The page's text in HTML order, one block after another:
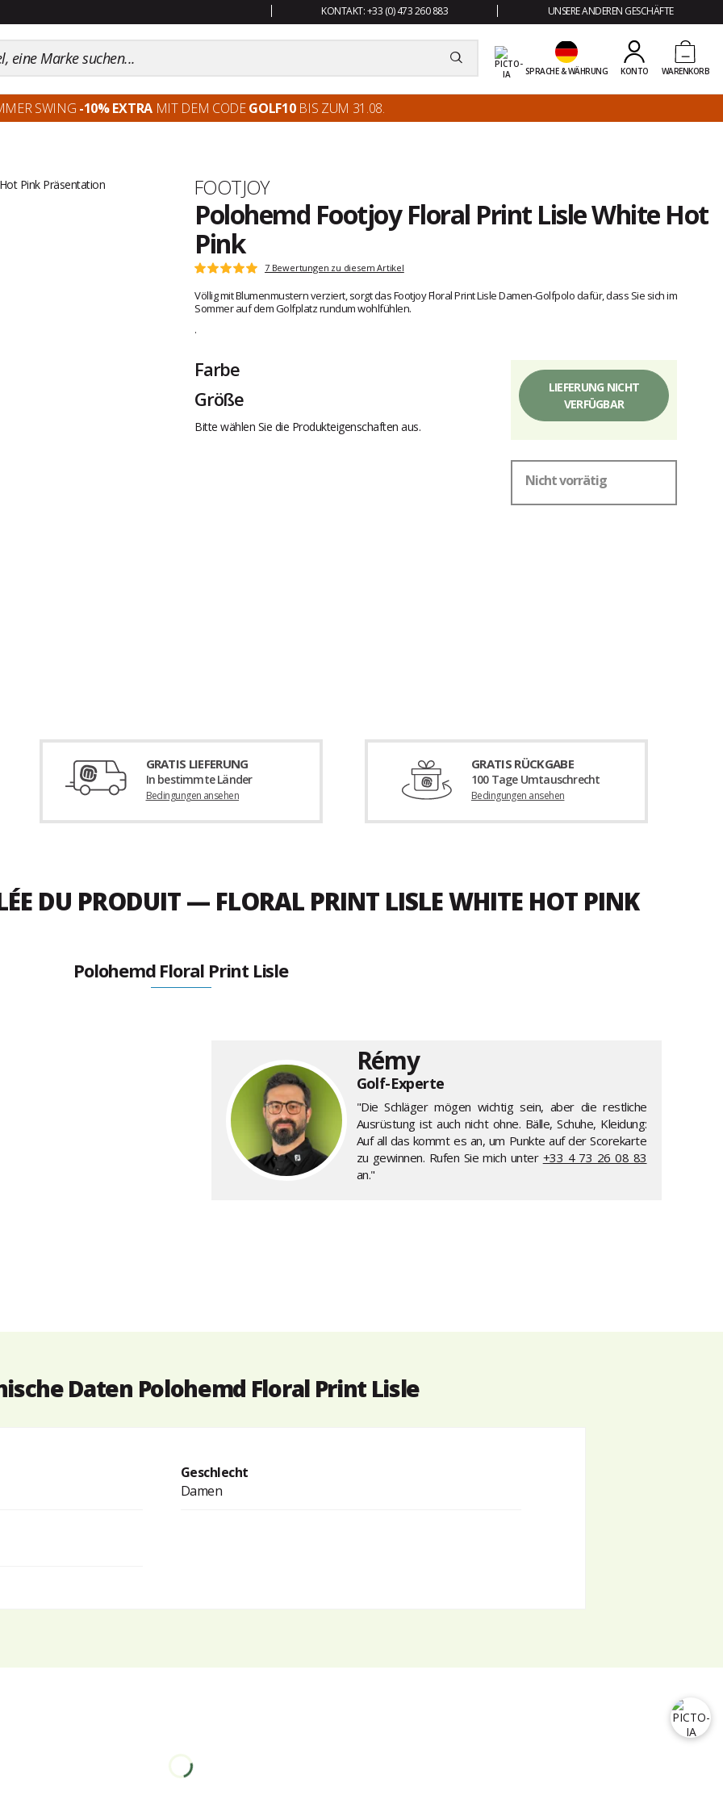
KONTAKT: +33 (0) 473 260 883 UNSERE ANDEREN GESCHÄFTE
SPRACHE & WÄHRUNG KONTO WARENKORB
SWING -10% EXTRAMIT DEM CODEGOLF10BIS ZUM 31.08.
Marke
FOOTJOY
Polohemd Footjoy Floral Print Lisle White Hot
Pink
Kundenbewertungen
Note:
von
5
7 Bewertungen zu diesem Artikel
Völlig mit Blumenmustern verziert, sorgt das Footjoy Floral Print Lisle Damen-Golfpolo dafür, dass Sie sich im
Sommer auf dem Golfplatz rundum wohlfühlen.
.
Farbe
Größe
Bitte wählen Sie die Produkteigenschaften aus.
LIEFERUNG NICHT
VERFÜGBAR
Nicht vorrätig
GRATIS LIEFERUNG
In bestimmte Länder
Bedingungen ansehen
GRATIS RÜCKGABE
100 Tage Umtauschrecht
Bedingungen ansehen
DU PRODUIT — FLORAL PRINT LISLE WHITE HOT PINK
Polohemd Floral Print Lisle
Rémy
Golf-Experte
"Die Schläger mögen wichtig sein, aber die restliche
Ausrüstung ist auch nicht ohne. Bälle, Schuhe, Kleidung:
Auf all das kommt es an, um Punkte auf der Scorekarte
zu gewinnen. Rufen Sie mich unter +33 4 73 26 08 83
an."
Daten Polohemd Floral Print Lisle
Geschlecht
Damen